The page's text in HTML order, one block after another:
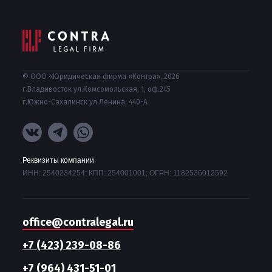
© ООО «Юридическая фирма «Контра», 2026
г.Владивосток ул.Комсомольская, 1, оф.245
г.Южно-Сахалинск ул.Ленина, 440-А
Реквизиты компании
ИНН: 2540234254; КПП: 254001001; ОГРН: 1182536012592
office@contralegal.ru
+7 (423) 239-08-86